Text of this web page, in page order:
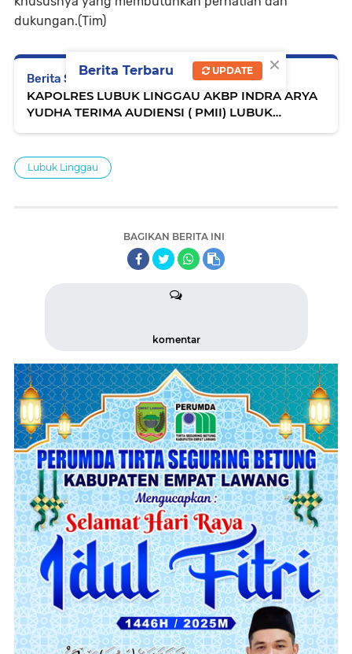
dukungan.(Tim)
Berita Selanjutnya
KAPOLRES LUBUK LINGGAU AKBP INDRA ARYA
YUDHA TERIMA AUDIENSI ( PMII) LUBUK
Lubuk Linggau
BAGIKAN BERITA INI
komentar
×
Berita Terbaru UPDATE